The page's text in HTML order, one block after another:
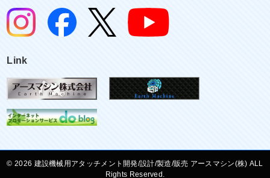
Link
©
建設機械用アタッチメント開発/設計/製造/販売 アースマシン(株) ALL
Rights Reserved.